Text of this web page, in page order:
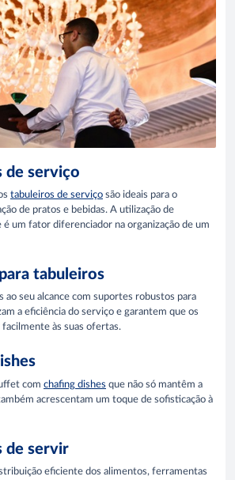
de serviço
tabuleiros de serviço são ideais para o
de pratos e bebidas. A utilização de
é um fator diferenciador na organização de um
tabuleiros
ao seu alcance com suportes robustos para
a eficiência do serviço e garantem que os
às suas ofertas.
com chafing dishes que não só mantêm a
acrescentam um toque de sofisticação à
de servir
eficiente dos alimentos, ferramentas